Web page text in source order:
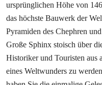
ursprünglichen Höhe von
das höchste Bauwerk der
Pyramiden des Chephren
Große Sphinx stoisch über
Historiker und Touristen aus
eines Weltwunders zu